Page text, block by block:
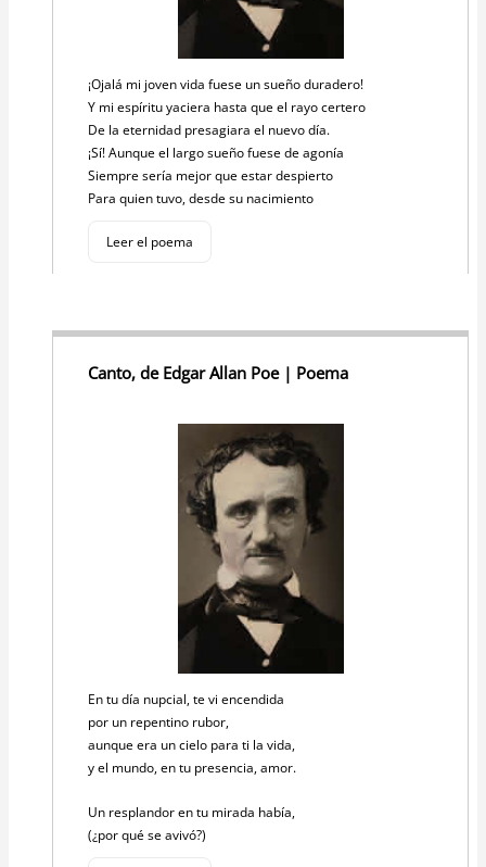
¡Ojalá mi joven vida fuese un sueño duradero!
Y mi espíritu yaciera hasta que el rayo certero
De la eternidad presagiara el nuevo día.
¡Sí! Aunque el largo sueño fuese de agonía
Siempre sería mejor que estar despierto
Para quien tuvo, desde su nacimiento
Leer el poema
Canto, de Edgar Allan Poe | Poema
En tu día nupcial, te vi encendida
por un repentino rubor,
aunque era un cielo para ti la vida,
y el mundo, en tu presencia, amor.
Un resplandor en tu mirada había,
(¿por qué se avivó?)